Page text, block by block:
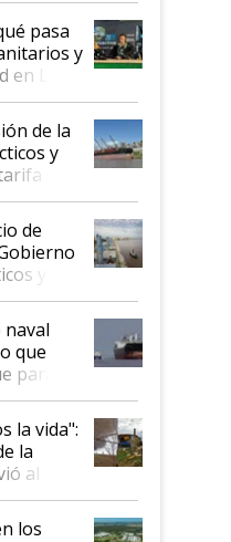
pasa
y
La
de la
y
de
de
y
que
parado
la vida":
la
al
los